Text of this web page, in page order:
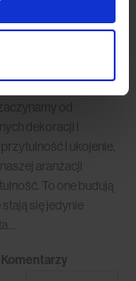
dekoracji i
i ukojenie,
aranżacji
To one budują
się jedynie